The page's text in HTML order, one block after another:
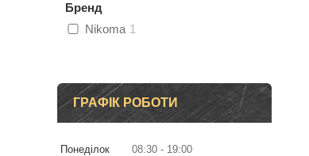
Бренд
Nikoma 1
ГРАФІК РОБОТИ
Понеділок 08:30
19:00